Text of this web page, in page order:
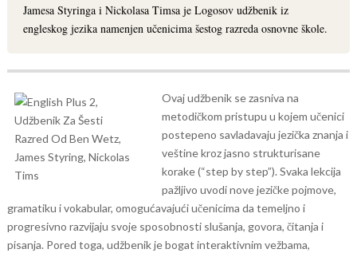
Jamesa Styringa i Nickolasa Timsa je Logosov udžbenik iz
engleskog jezika namenjen učenicima šestog razreda osnovne škole.
Ovaj udžbenik se zasniva na
metodičkom pristupu u kojem učenici
postepeno savladavaju jezička znanja i
veštine kroz jasno strukturisane
korake (“step by step”). Svaka lekcija
pažljivo uvodi nove jezičke pojmove,
gramatiku i vokabular, omogućavajući učenicima da temeljno i
progresivno razvijaju svoje sposobnosti slušanja, govora, čitanja i
pisanja. Pored toga, udžbenik je bogat interaktivnim vežbama,